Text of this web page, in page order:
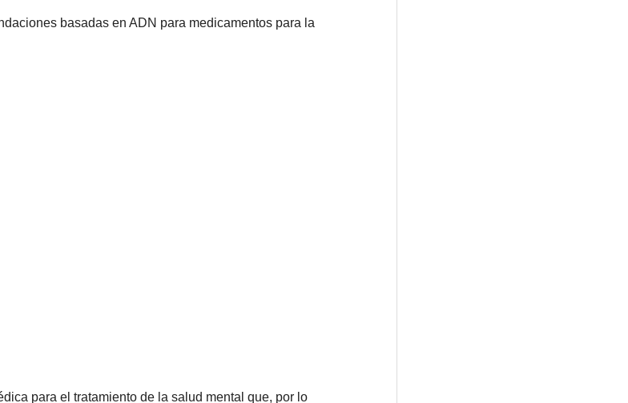
basadas en ADN para medicamentos para la
para el tratamiento de la salud mental que, por lo